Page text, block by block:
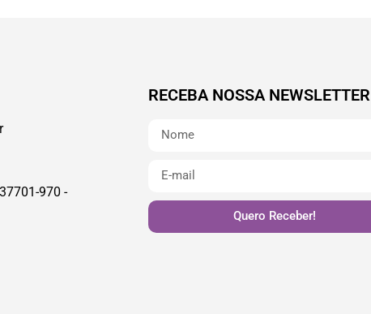
970 -
RECEBA NOSSA NEWSLETTER
Quero Receber!